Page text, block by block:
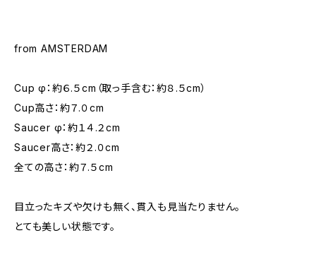
from AMSTERDAM
Cup φ：約６.５cm（取っ手含む：約８.５cm）
Cup高さ：約７.０cm
Saucer φ：約１４.２cm
Saucer高さ：約２.０cm
全ての高さ：約７.５cm
目立ったキズや欠けも無く、貫入も見当たりません。
とても美しい状態です。